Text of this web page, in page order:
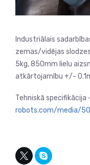
Industriālais
zemas/vidējas
5kg, 850mm lielu
atkārtojamību +/-
Tehniskā specifikācija
robots.com/media/